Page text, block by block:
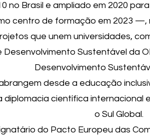
no Brasil e ampliado em 2020
centro de formação em 2023
que unem universidades,
Desenvolvimento Sustentável da
Desenvolvimento
desde a educação
diplomacia científica
o Sul Global.
do Pacto Europeu das